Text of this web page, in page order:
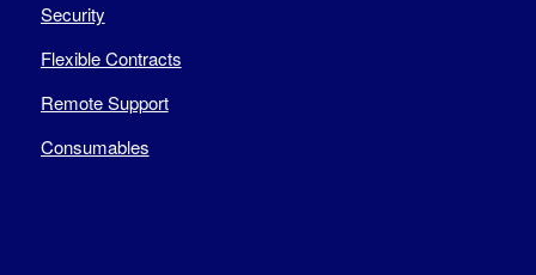
Security
Flexible Contracts
Remote Support
Consumables